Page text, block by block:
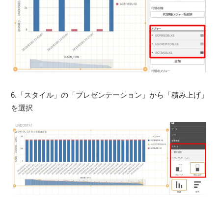
6.「スタイル」の「プレゼンテーション」から「積み上げ」
を選択